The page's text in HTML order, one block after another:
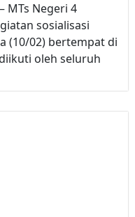
MTs Negeri 4
sosialisasi
(10/02) bertempat di
oleh seluruh